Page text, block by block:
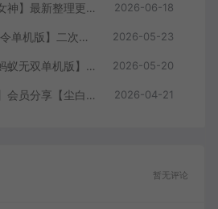
爱游网单亲测【胜利女神】最新整理更新第6版NIKKE胜利女神妮姬单机版方舟活动147版本官服GM可无限抽卡全剧情免虚拟机一键端视频安装教学 2026-06-18
转载分享【原神6.1指令单机版】二次元网游单机版 指令模拟端 登录 战斗 地图 魔物 背包 抽卡 商店 MOD 未亲测图文教学 2026-05-23
会员分享【天下无双蚂蚁无双单机版】最新整理单机版本 带GM命令后台 武侠怀旧网游 免虚拟机一键端 配套视频教学 2026-05-20
【已有更新亲测新版】会员分享【尘白单机版】二次元射击类网游单机版一键端 2026-04-21
暂无评论